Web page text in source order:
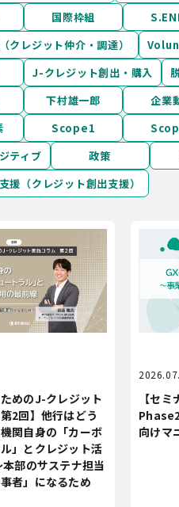
国際枠組
クレジット仲介・調達）
J-クレジット創出・購入
下村雄一郎 企業
Scope1
ティブ
政策
援（クレジット創出支援）
ためのJ-クレジット
2回】他行はどう
関自身の「カーボ
」とクレジット活
部のサステナ担当
者」になるため
【セ
向けマ